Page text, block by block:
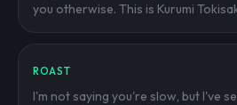
you otherwise. This is Kurumi
ROAST
I'm not saying you're slow, but I've